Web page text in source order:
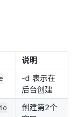
说明
-d 表示在
后台创建
创建第2个